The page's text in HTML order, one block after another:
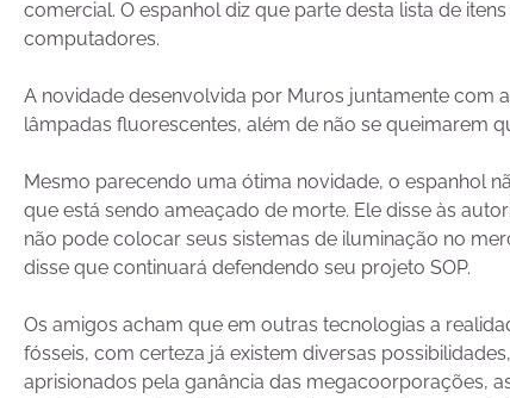
comercial. O espanhol diz que parte desta lista de
computadores.
A novidade desenvolvida por Muros juntamente com
lâmpadas fluorescentes, além de não se queimarem
Mesmo parecendo uma ótima novidade, o espanhol
que está sendo ameaçado de morte. Ele disse às
não pode colocar seus sistemas de iluminação no
disse que continuará defendendo seu projeto SOP.
Os amigos acham que em outras tecnologias a
fósseis, com certeza já existem diversas
aprisionados pela ganância das megacoorporações,